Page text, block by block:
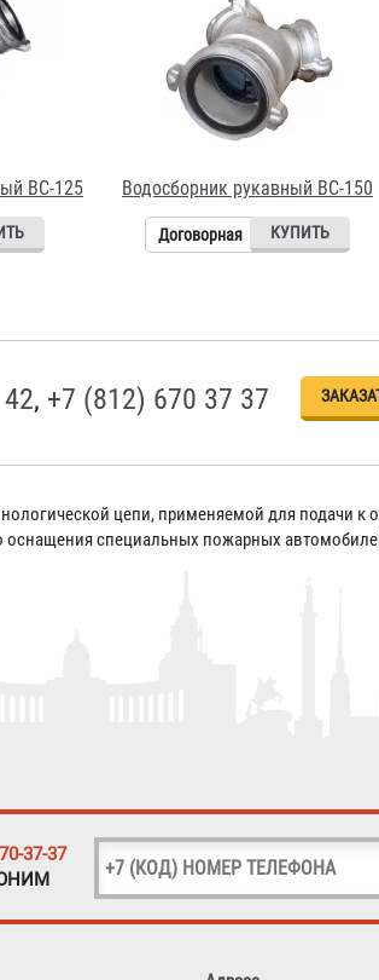
ВС-125 Водосборник рукавный ВС-150
Договорная
, +7 (812) 670 37 37
цепи, применяемой для подачи к
оснащения специальных пожарных
37-37